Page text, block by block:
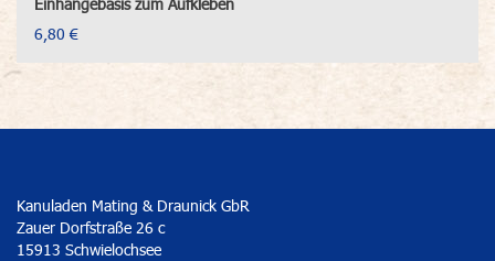
Einhängebasis zum Aufkleben
6,80 €
Kanuladen Mating & Draunick GbR
Zauer Dorfstraße 26 c
15913 Schwielochsee